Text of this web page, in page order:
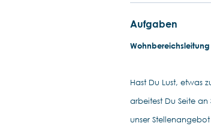
Aufgaben
Hast Du Lust, etwas
arbeitest Du Seite
unser